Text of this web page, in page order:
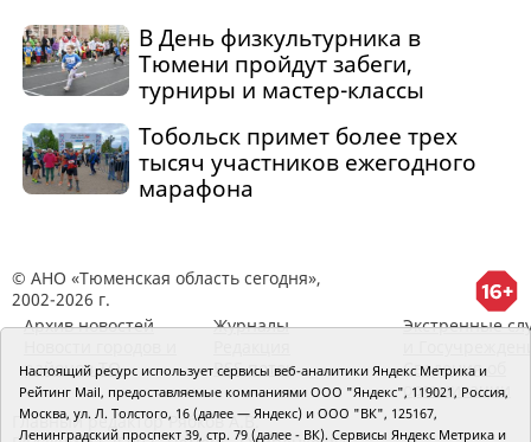
В День физкультурника в
Тюмени пройдут забеги,
турниры и мастер-классы
Тобольск примет более трех
тысяч участников ежегодного
марафона
© АНО «Тюменская область сегодня»,
2002-2026 г.
Архив новостей
районов ТО
Журналы
RSS поток
Экстренные
Сведения об
организации
Главный редактор Рябков А.В.
Настоящий ресурс использует сервисы веб-аналитики Яндекс Метрика и
Рейтинг Mail, предоставляемые компаниями ООО "Яндекс", 119021, Россия,
Москва, ул. Л. Толстого, 16 (далее — Яндекс) и ООО "ВК", 125167,
Ленинградский проспект 39, стр. 79 (далее - ВК). Сервисы Яндекс Метрика и